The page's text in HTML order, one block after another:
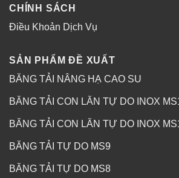
CHÍNH SÁCH
Điều Khoản Dịch Vụ
SẢN PHẨM ĐỀ XUẤT
BĂNG TẢI NÂNG HẠ CAO SU
BĂNG TẢI CON LĂN TỰ DO INOX
BĂNG TẢI CON LĂN TỰ DO INOX
BĂNG TẢI TỰ DO MS9
BĂNG TẢI TỰ DO MS8